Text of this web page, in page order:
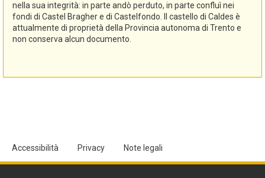
nella sua integrità: in parte andò perduto, in parte confluì nei
fondi di Castel Bragher e di Castelfondo. Il castello di Caldes è
attualmente di proprietà della Provincia autonoma di Trento e
non conserva alcun documento.
Accessibilità Privacy Note legali